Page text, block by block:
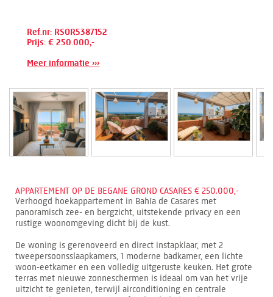
Ref.nr: RSOR5387152
Prijs: € 250.000,-
Meer informatie ›››
APPARTEMENT OP DE BEGANE GROND CASARES € 250.000,-
Verhoogd hoekappartement in Bahía de Casares met
panoramisch zee- en bergzicht, uitstekende privacy en een
rustige woonomgeving dicht bij de kust.
De woning is gerenoveerd en direct instapklaar, met 2
tweepersoonsslaapkamers, 1 moderne badkamer, een lichte
woon-eetkamer en een volledig uitgeruste keuken. Het grote
terras met nieuwe zonneschermen is ideaal om van het vrije
uitzicht te genieten, terwijl airconditioning en centrale